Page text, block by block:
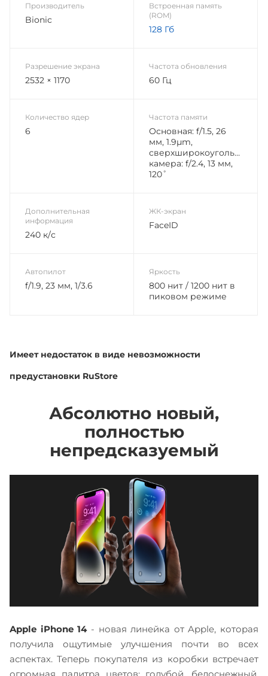
Имеет недостаток в виде невозможности
предустановки RuStore
Абсолютно новый,
полностью
непредсказуемый
Apple iPhone 14- новая линейка от Apple, которая
получила ощутимые улучшения почти во всех
аспектах. Теперь покупателя из коробки встречает
Производитель
Bionic
Встроенная память
(ROM)
128 Гб
Разрешение экрана
2532 × 1170
Частота обновления
60 Гц
Количество ядер
6
Частота памяти
Основная: f/1.5, 26
мм, 1.9µm,
сверхширокоугольная
камера: f/2.4, 13 мм,
120˚
Дополнительная
информация
240 к/с
ЖК-экран
FaceID
Автопилот
f/1.9, 23 мм, 1/3.6
Яркость
800 нит / 1200 нит в
пиковом режиме